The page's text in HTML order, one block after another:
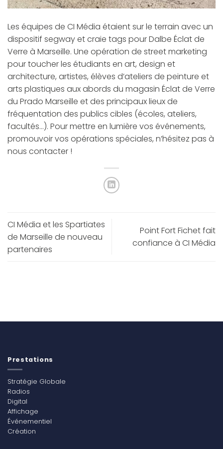
Les équipes de CI Média étaient sur le terrain avec un
dispositif segway et craie tags pour Dalbe Éclat de
Verre à Marseille. Une opération de street marketing
pour toucher les étudiants en art, design et
architecture, artistes, élèves d’ateliers de peinture et
arts plastiques aux abords du magasin Éclat de Verre
du Prado Marseille et des principaux lieux de
fréquentation des publics cibles (écoles, ateliers,
facultés…). Pour mettre en lumière vos événements,
promouvoir vos opérations spéciales, n’hésitez pas à
nous contacter !
CI Média et les Spartiates
de Marseille de nouveau
partenaires
Point Fort Fichet fait
confiance à CI Média
Prestations
Stratégie Globale
Radios
Digital
Affichage
Événementiel
Création